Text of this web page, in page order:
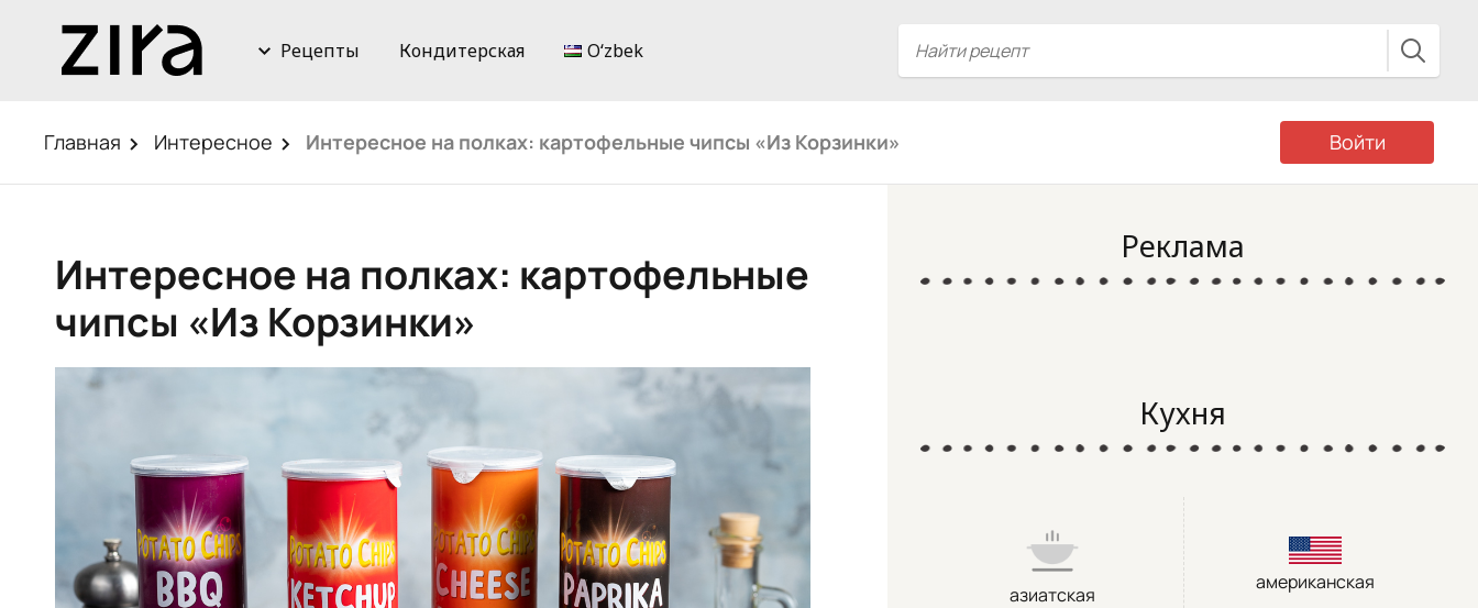
Рецепты Кондитерская Oʻzbek
Главная Интересное Интересное на полках: картофельные чипсы «Из Корзинки» Войти
Интересное на полках: картофельные
чипсы «Из Корзинки»
Реклама
Кухня
азиатская
американская